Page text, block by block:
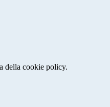
della cookie policy.